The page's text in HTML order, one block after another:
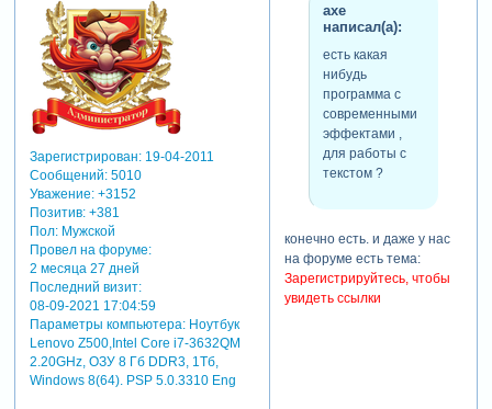
Зарегистрирован: 19-04-2011
Сообщений:5010
Уважение: +3152
Позитив: +381
Пол:Мужской
Провел на форуме:
2 месяца 27 дней
Последний визит:
08-09-2021 17:04:59
Параметры компьютера:Ноутбук
Lenovo Z500,Intel Core i7-3632QM
2.20GHz, ОЗУ 8 Гб DDR3, 1Тб,
Windows 8(64). PSP 5.0.3310 Eng
axe
написал(а):
есть какая
нибудь
программа с
современными
эффектами ,
для работы с
текстом ?
конечно есть. и даже у нас
на форуме есть тема:
Зарегистрируйтесь, чтобы
увидеть ссылки